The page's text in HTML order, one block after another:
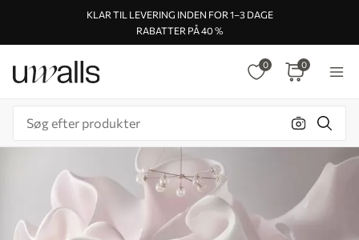
KLAR TIL LEVERING INDEN FOR 1–3 DAGE
RABATTER PÅ 40 %
0 0